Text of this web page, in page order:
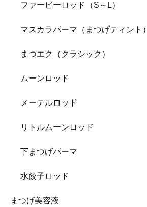
ファービーロッド（S～L）
マスカラパーマ（まつげティント）
まつエク（クラシック）
ムーンロッド
メーテルロッド
リトルムーンロッド
下まつげパーマ
水餃子ロッド
まつげ美容液